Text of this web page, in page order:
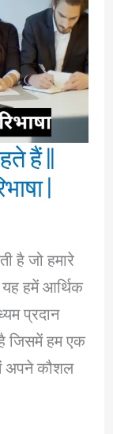
हैं ||
|
है जो हमारे
हमें आर्थिक
प्रदान
जिसमें हम एक
अपने कौशल